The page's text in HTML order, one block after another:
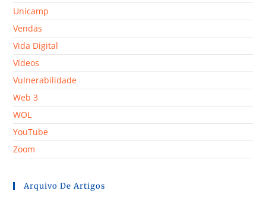
Unicamp
Vendas
Vida Digital
Vídeos
Vulnerabilidade
Web 3
WOL
YouTube
Zoom
Arquivo De Artigos